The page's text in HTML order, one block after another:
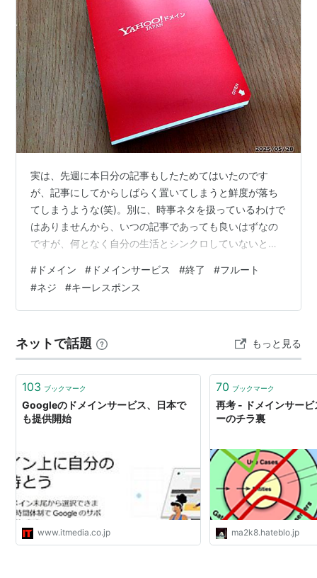
実は、先週に本日分の記事もしたためてはいたのです
が、記事にしてからしばらく置いてしまうと鮮度が落ち
てしまうような(笑)。別に、時事ネタを扱っているわけで
はありませんから、いつの記事であっても良いはずなの
ですが、何となく自分の生活とシンクロしていないと気
た記事に追記する形で昨日のことを記しています。で、
今日はしたためた記事をストックに回して新しく書き始
めてしまいました。 でまぁ、他愛もない話なのですが、
ブツが。なんだか、ここ1年くらいの間に、長年使ってい
たブログサービスが終了するだのあれこれバタバ…
# ドメイン # ドメインサービス #終了 #フルート
#ネジ #キーレスポンス
ネットで話題 もっと見る
103 ブックマーク
Googleのドメインサービス、日本で
も提供開始
www.itmedia.co.jp
70 ブックマーク
再考 - ドメインサー
ーのチラ裏
ma2k8.hateblo.jp